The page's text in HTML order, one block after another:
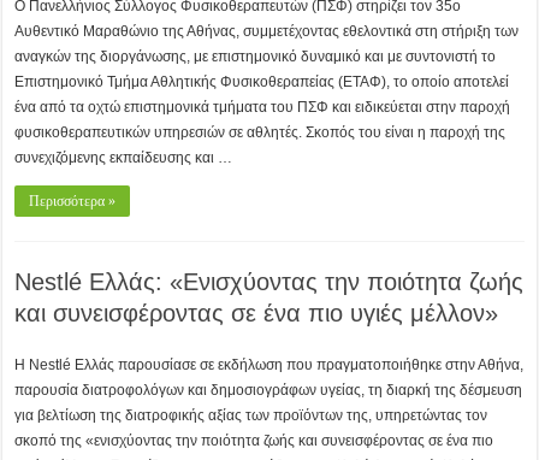
Ο Πανελλήνιος Σύλλογος Φυσικοθεραπευτών (ΠΣΦ) στηρίζει τον 35ο
Αυθεντικό Μαραθώνιο της Αθήνας, συμμετέχοντας εθελοντικά στη στήριξη των
αναγκών της διοργάνωσης, με επιστημονικό δυναμικό και με συντονιστή το
Επιστημονικό Τμήμα Αθλητικής Φυσικοθεραπείας (ΕΤΑΦ), το οποίο αποτελεί
ένα από τα οχτώ επιστημονικά τμήματα του ΠΣΦ και ειδικεύεται στην παροχή
φυσικοθεραπευτικών υπηρεσιών σε αθλητές. Σκοπός του είναι η παροχή της
συνεχιζόμενης εκπαίδευσης και …
Περισσότερα »
Nestlé Ελλάς: «Ενισχύοντας την ποιότητα ζωής
και συνεισφέροντας σε ένα πιο υγιές μέλλον»
Η Nestlé Ελλάς παρουσίασε σε εκδήλωση που πραγματοποιήθηκε στην Αθήνα,
παρουσία διατροφολόγων και δημοσιογράφων υγείας, τη διαρκή της δέσμευση
για βελτίωση της διατροφικής αξίας των προϊόντων της, υπηρετώντας τον
σκοπό της «ενισχύοντας την ποιότητα ζωής και συνεισφέροντας σε ένα πιο